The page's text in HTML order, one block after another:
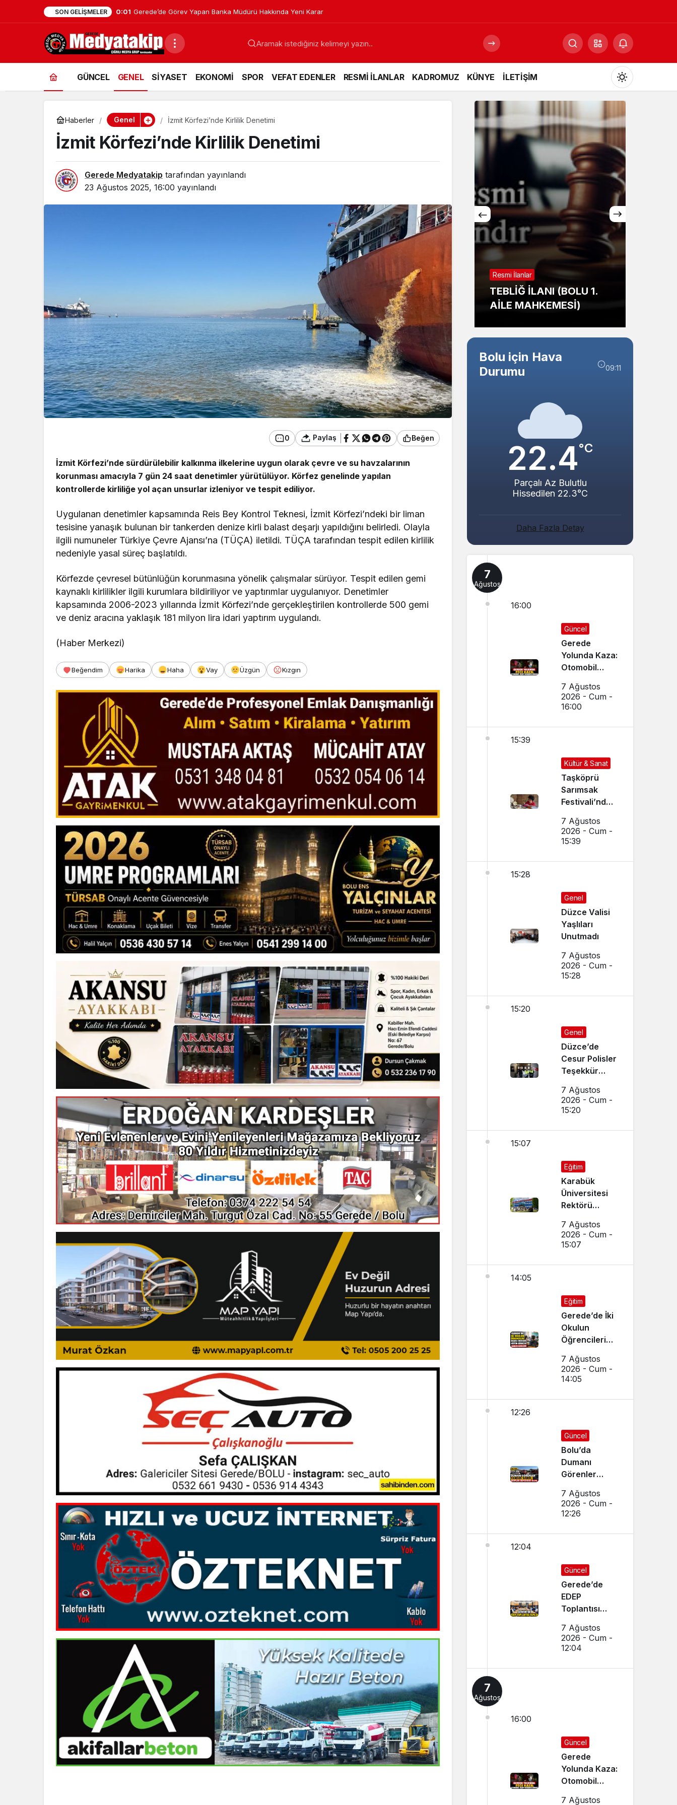
SON GELIŞMELER 0:01 Gerede’de Görev Yapan Banka Müdürü Hakkında Yeni Karar
GÜNCEL GENEL SİYASET EKONOMİ SPOR VEFAT EDENLER RESMİ İLANLAR KADROMUZ KÜNYE İLETİŞİM
Mod
değiştir
Gündüz Modu
Gündüz modunu seçin.
Gece Modu
Gece modunu seçin.
Sistem Modu
Sistem modunu seçin.
Haberler Genel İzmit Körfezi’nde Kirlilik Denetimi
İzmit Körfezi’nde Kirlilik Denetimi
Gerede Medyatakip tarafından yayınlandı
23 Ağustos 2025, 16:00 yayınlandı
0 Paylaş Beğen
İzmit Körfezi’nde sürdürülebilir kalkınma ilkelerine uygun olarak çevre ve su havzalarının
korunması amacıyla 7 gün 24 saat denetimler yürütülüyor. Körfez genelinde yapılan
kontrollerde kirliliğe yol açan unsurlar izleniyor ve tespit ediliyor.
Uygulanan denetimler kapsamında Reis Bey Kontrol Teknesi, İzmit Körfezi’ndeki bir liman
tesisine yanaşık bulunan bir tankerden denize kirli balast deşarjı yapıldığını belirledi. Olayla
ilgili numuneler Türkiye Çevre Ajansı’na (TÜÇA) iletildi. TÜÇA tarafından tespit edilen kirlilik
nedeniyle yasal süreç başlatıldı.
Körfezde çevresel bütünlüğün korunmasına yönelik çalışmalar sürüyor. Tespit edilen gemi
kaynaklı kirlilikler ilgili kurumlara bildiriliyor ve yaptırımlar uygulanıyor. Denetimler
kapsamında 2006-2023 yıllarında İzmit Körfezi’nde gerçekleştirilen kontrollerde 500 gemi
ve deniz aracına yaklaşık 181 milyon lira idari yaptırım uygulandı.
(Haber Merkezi)
Beğendim Harika Haha Vay Üzgün Kızgın
Bağlantısı Ortaya Çıktı
Güncel
Gerede’de Görev Yapan
Banka Müdürü Hakkında
Yeni Karar
Resmi İlanlar
TEBLİĞ İLANI (BOLU 1.
AİLE MAHKEMESİ)
Bolu için Hava
Durumu
09:11
22.4°C
Parçalı Az Bulutlu
Hissedilen 22.3°C
Daha Fazla Detay
7
Ağustos
16:00
Güncel
Gerede
Yolunda Kaza:
Otomobil
Hurdaya
Döndü
7 Ağustos
2026 - Cum -
16:00
15:39
Kültür & Sanat
Taşköprü
Sarımsak
Festivali’nde
Yöresel
Lezzetler
7 Ağustos
2026 - Cum -
15:39
15:28
Genel
Düzce Valisi
Yaşlıları
Unutmadı
7 Ağustos
2026 - Cum -
15:28
15:20
Genel
Düzce’de
Cesur Polisler
Teşekkür
7 Ağustos
2026 - Cum -
15:20
15:07
Eğitim
Karabük
Üniversitesi
Rektörü
Aday
Öğrencilere
7 Ağustos
2026 - Cum -
15:07
14:05
Eğitim
Gerede’de İki
Okulun
Öğrencileri
Eğitim
Görecek
7 Ağustos
2026 - Cum -
14:05
12:26
Güncel
Bolu’da
Dumanı
Görenler
Ekipler
Seferber Oldu
7 Ağustos
2026 - Cum -
12:26
12:04
Güncel
Gerede’de
EDEP
Toplantısı
7 Ağustos
2026 - Cum -
12:04
7
Ağustos
16:00
Güncel
Gerede
Yolunda Kaza:
Otomobil
7 Ağustos